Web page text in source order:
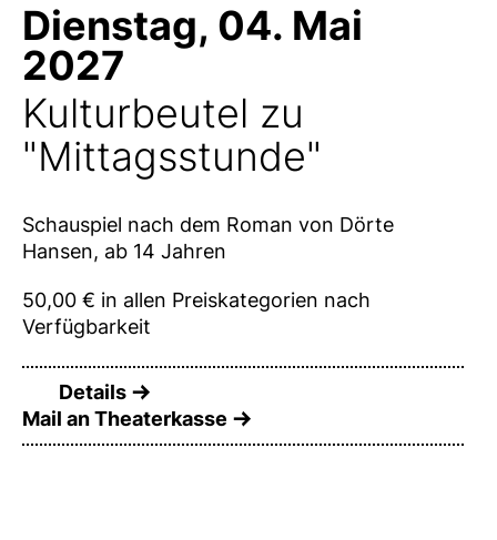
Dienstag, 04. Mai
2027
Kulturbeutel zu
"Mittagsstunde"
Schauspiel nach dem Roman von Dörte
Hansen, ab 14 Jahren
50,00 € in allen Preiskategorien nach
Verfügbarkeit
Details
Mail an Theaterkasse